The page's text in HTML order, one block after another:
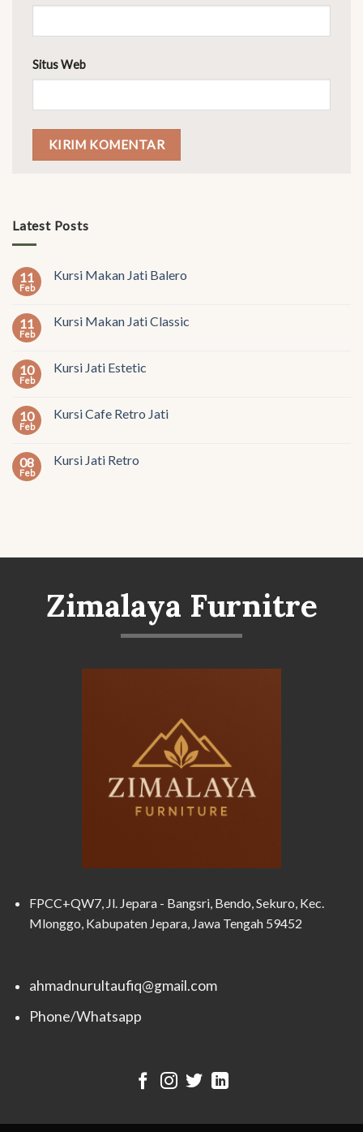
Situs Web
Latest Posts
11
Feb
Kursi Makan Jati Balero
11
Feb
Kursi Makan Jati Classic
10
Feb
Kursi Jati Estetic
10
Feb
Kursi Cafe Retro Jati
08
Feb
Kursi Jati Retro
Zimalaya Furnitre
FPCC+QW7, Jl. Jepara - Bangsri, Bendo, Sekuro, Kec.
Mlonggo, Kabupaten Jepara, Jawa Tengah 59452
ahmadnurultaufiq@gmail.com
Phone/Whatsapp